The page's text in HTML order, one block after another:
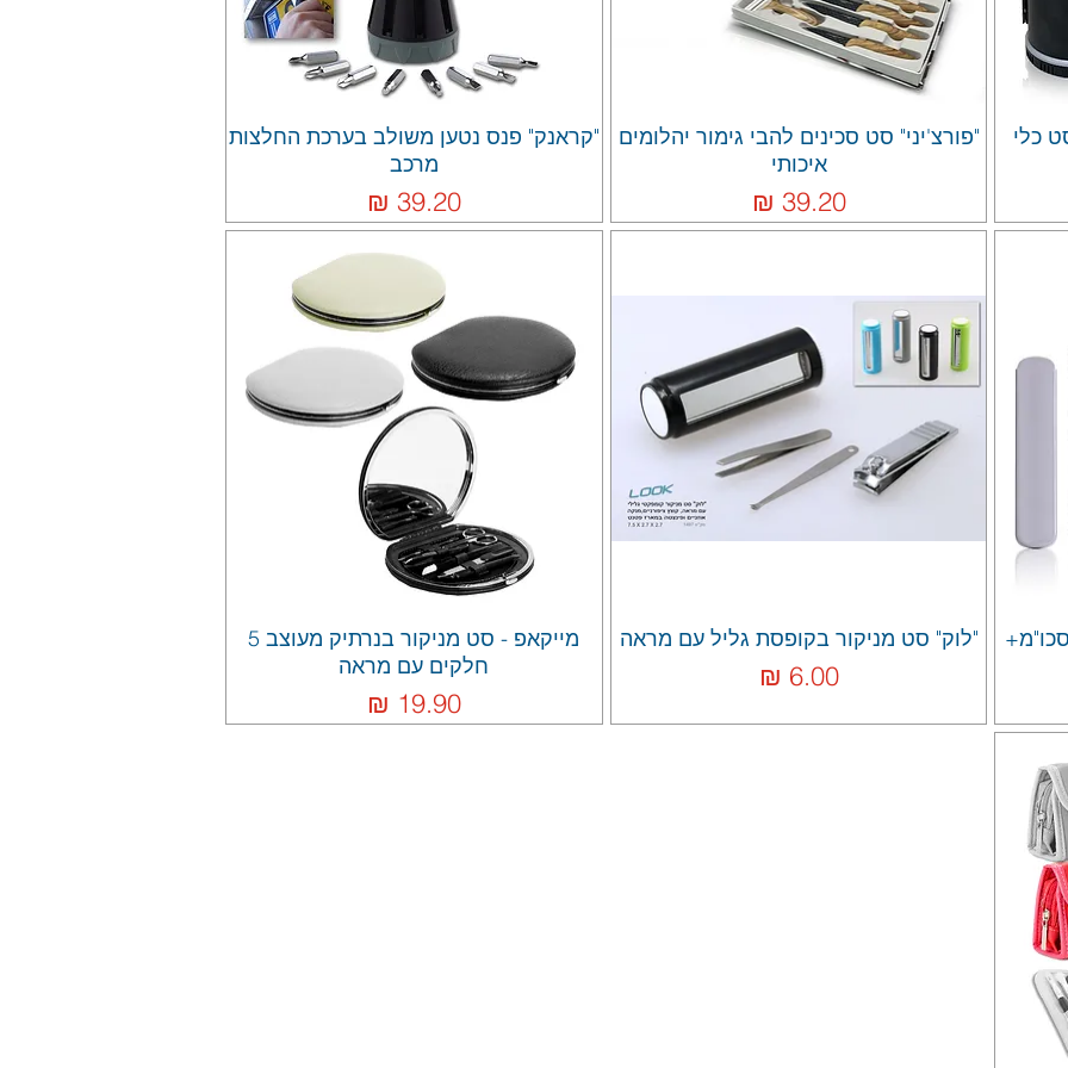
כלי
"פורצ'יני" סט סכינים להבי גימור יהלומים
איכותי
מחיר‏39.20 ‏₪
"קראנק" פנס נטען משולב בערכת החלצות
מרכב
מחיר‏39.20 ‏₪
"לוק" סט מניקור בקופסת גליל עם מראה
מחיר‏6.00 ‏₪
מייקאפ - סט מניקור בנרתיק מעוצב 5
חלקים עם מראה
מחיר‏19.90 ‏₪